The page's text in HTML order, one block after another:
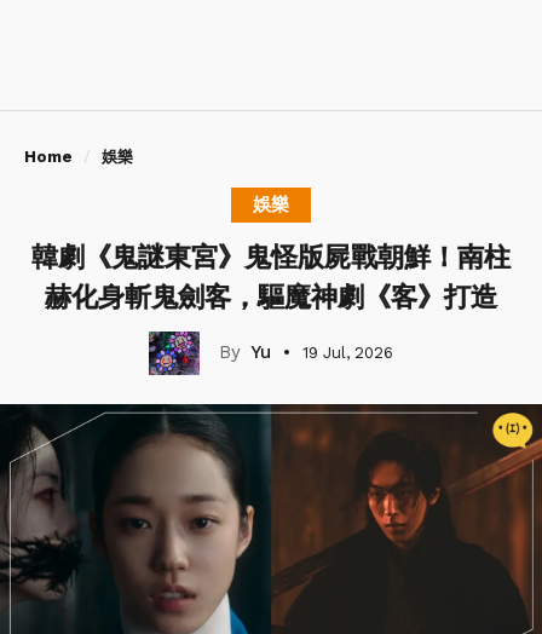
Home 娛樂
娛樂
韓劇《鬼謎東宮》鬼怪版屍戰朝鮮！南柱
赫化身斬鬼劍客，驅魔神劇《客》打造
Yu 19 Jul, 2026